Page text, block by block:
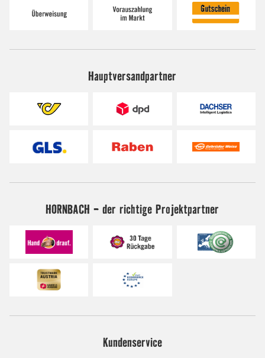
Hauptversandpartner
HORNBACH - der richtige Projektpartner
Kundenservice